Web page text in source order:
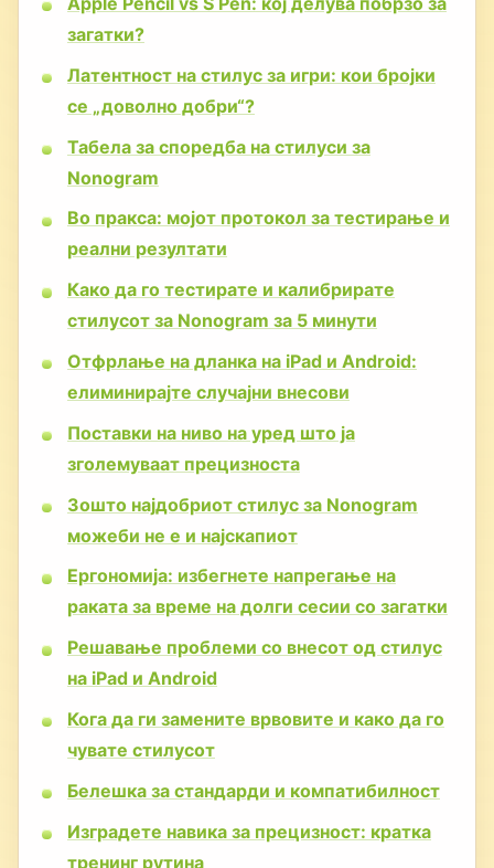
загатки?
Латентност на стилус за игри: кои бројки
се „доволно добри“?
Табела за споредба на стилуси за
Nonogram
Во пракса: мојот протокол за тестирање и
реални резултати
Како да го тестирате и калибрирате
стилусот за Nonogram за 5 минути
Отфрлање на дланка на iPad и Android:
елиминирајте случајни внесови
Поставки на ниво на уред што ја
зголемуваат прецизноста
Зошто најдобриот стилус за Nonogram
можеби не е и најскапиот
Ергономија: избегнете напрегање на
раката за време на долги сесии со загатки
Решавање проблеми со внесот од стилус
на iPad и Android
Кога да ги замените врвовите и како да го
чувате стилусот
Белешка за стандарди и компатибилност
Изградете навика за прецизност: кратка
тренинг рутина